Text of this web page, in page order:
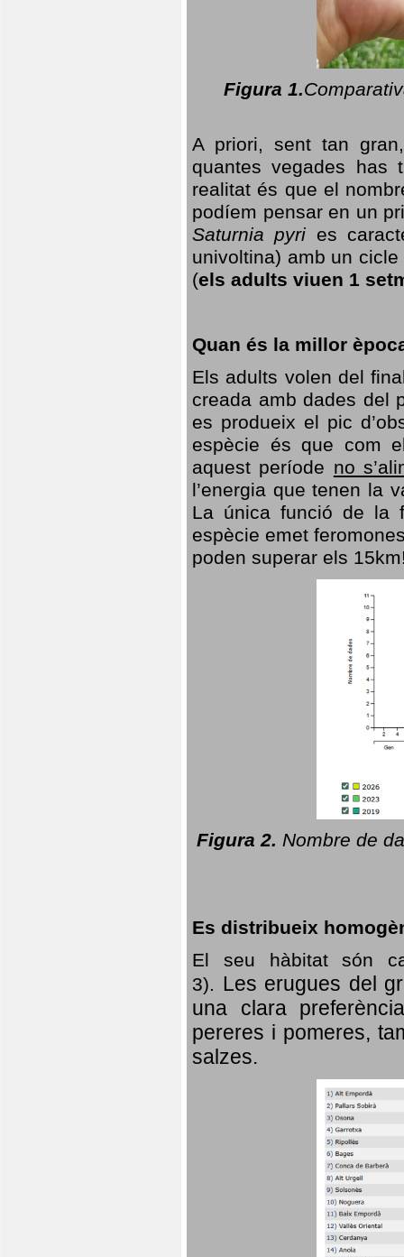
Figura 1.
A priori, sent tan
quantes vegades has
realitat és que el
podíem pensar en un
Saturnia pyri es
univoltina) amb un
(els adults viuen 1
Quan és la millor
Els adults volen del
creada amb dades del
es produeix el pic
espècie és que com
aquest període no
l’energia que tenen la
La única funció de la
espècie emet
poden superar els
Figura 2. Nombre de
Es distribueix
El seu hàbitat són
3). Les erugues del
una clara
pereres i pomeres,
salzes.